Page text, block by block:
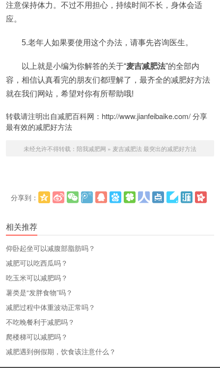
注意保持体力。不过不用担心，持续时间不长，身体会适
应。
5.老年人如果要使用这个办法，请事先咨询医生。
以上就是小编为你解答的关于“麦吉减肥法”的全部内
容，相信认真看完的朋友们都理解了，最齐全的减肥好方法
就在我们网站，希望对你有所帮助哦!
转载请注明出自减肥百科网：http://www.jianfeibaike.com/ 分享
最有效的减肥好方法
未经允许不得转载： 陪我减肥网 » 麦吉减肥法 最突出的减肥好方法
分享到：
相关推荐
仰卧起坐可以减腹部脂肪吗？
减肥可以吃西瓜吗？
吃玉米可以减肥吗？
薯类是“发胖食物”吗？
减肥过程中体重波动正常吗？
不吃晚餐利于减肥吗？
爬楼梯可以减肥吗？
减肥遇到例假期，饮食该注意什么？